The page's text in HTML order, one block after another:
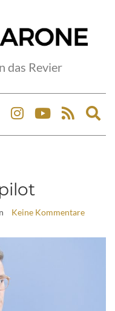
das Revier
Keine Kommentare